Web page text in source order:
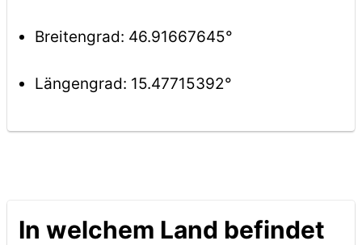
Breitengrad: 46.91667645°
Längengrad: 15.47715392°
In welchem Land befindet